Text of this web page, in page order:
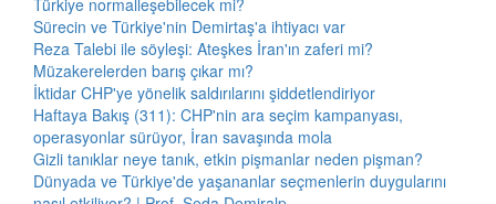
Türkiye normalleşebilecek mi?
Sürecin ve Türkiye'nin Demirtaş'a ihtiyacı var
Reza Talebi ile söyleşi: Ateşkes İran'ın zaferi mi?
Müzakerelerden barış çıkar mı?
İktidar CHP'ye yönelik saldırılarını şiddetlendiriyor
Haftaya Bakış (311): CHP'nin ara seçim kampanyası,
operasyonlar sürüyor, İran savaşında mola
Gizli tanıklar neye tanık, etkin pişmanlar neden pişman?
Dünyada ve Türkiye'de yaşananlar seçmenlerin duygularını